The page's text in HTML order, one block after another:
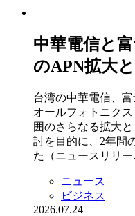
中華電信と
のAPN拡大
台湾の中華電信、
オールフォトニク
囲のさらなる拡大
討を目的に、2年間
た（ニュースリリ
ニュース
ビジネス
2026.07.24